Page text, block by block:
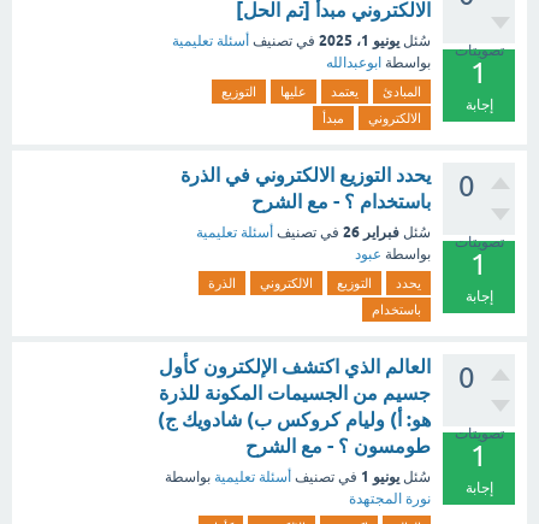
تصويتات
1
إجابة
الالكتروني مبدأ [تم الحل]
سُئل يونيو 1، 2025 في تصنيف أسئلة تعليمية
بواسطة ابوعبدالله
المبادئ يعتمد عليها
التوزيع
الالكتروني
مبدأ
0
تصويتات
1
إجابة
يحدد التوزيع الالكتروني في الذرة
باستخدام ؟ - مع الشرح
سُئل فبراير 26 في تصنيف أسئلة تعليمية
بواسطة عبود
يحدد التوزيع الالكتروني
الذرة
باستخدام
0
تصويتات
1
إجابة
العالم الذي اكتشف الإلكترون كأول
جسيم من الجسيمات المكونة للذرة
هو: أ) وليام كروكس ب) شادويك ج)
طومسون ؟ - مع الشرح
سُئل يونيو 1 في تصنيف أسئلة تعليمية بواسطة
نورة المجتهدة